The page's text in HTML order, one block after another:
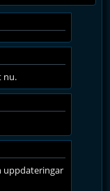
nu.
uppdateringar